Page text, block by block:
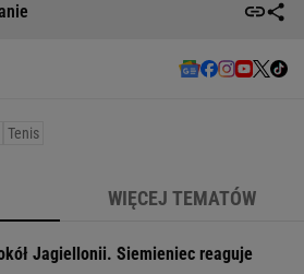
Tenis
WIĘCEJ TEMATÓW
Jagiellonii. Siemieniec reaguje